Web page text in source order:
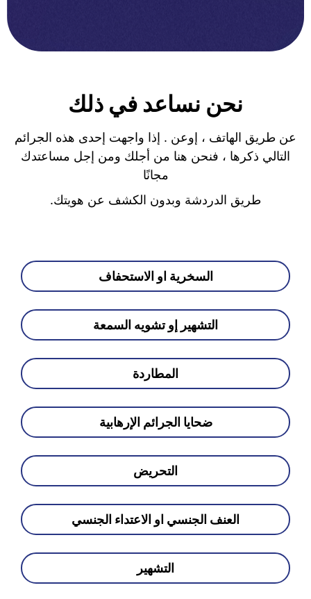
نحن نساعد في ذلك
عن طريق الهاتف ، إوعن . إذا واجهت إحدى هذه الجرائم
التالي ذكرها ، فنحن هنا من أجلك ومن إجل مساعتدك
مجانًا
طريق الدردشة وبدون الكشف عن هويتك.
السخرية او الاستحفاف
التشهير إو تشويه السمعة
المطاردة
ضحايا الجرائم الإرهابية
التحريض
العنف الجنسي او الاعتداء الجنسي
التشهير